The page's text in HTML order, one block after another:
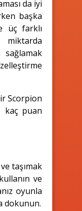
da iyi
başka
üç farklı
sağlamak
Scorpion
kaç puan
taşımak
ve
oyunla
dokunun.